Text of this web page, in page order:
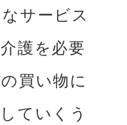
サービス
護を必要
買い物に
ていくう